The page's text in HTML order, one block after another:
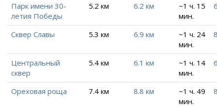
Парк имени 30-
летия Победы
5.2 км 6.2 км
~1 ч. 15
мин.
Сквер Славы 5.3 км 6.9 км
~1 ч. 24
мин.
Центральный
сквер
5.4 км 6.1 км
~1 ч. 14
мин.
Ореховая роща 7.4 км 8.8 км
~1 ч. 49
мин.